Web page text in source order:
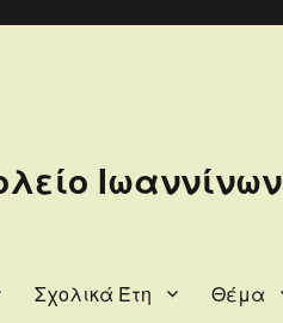
Ιωαννίνων
Σχολικά Έτη Θέμα